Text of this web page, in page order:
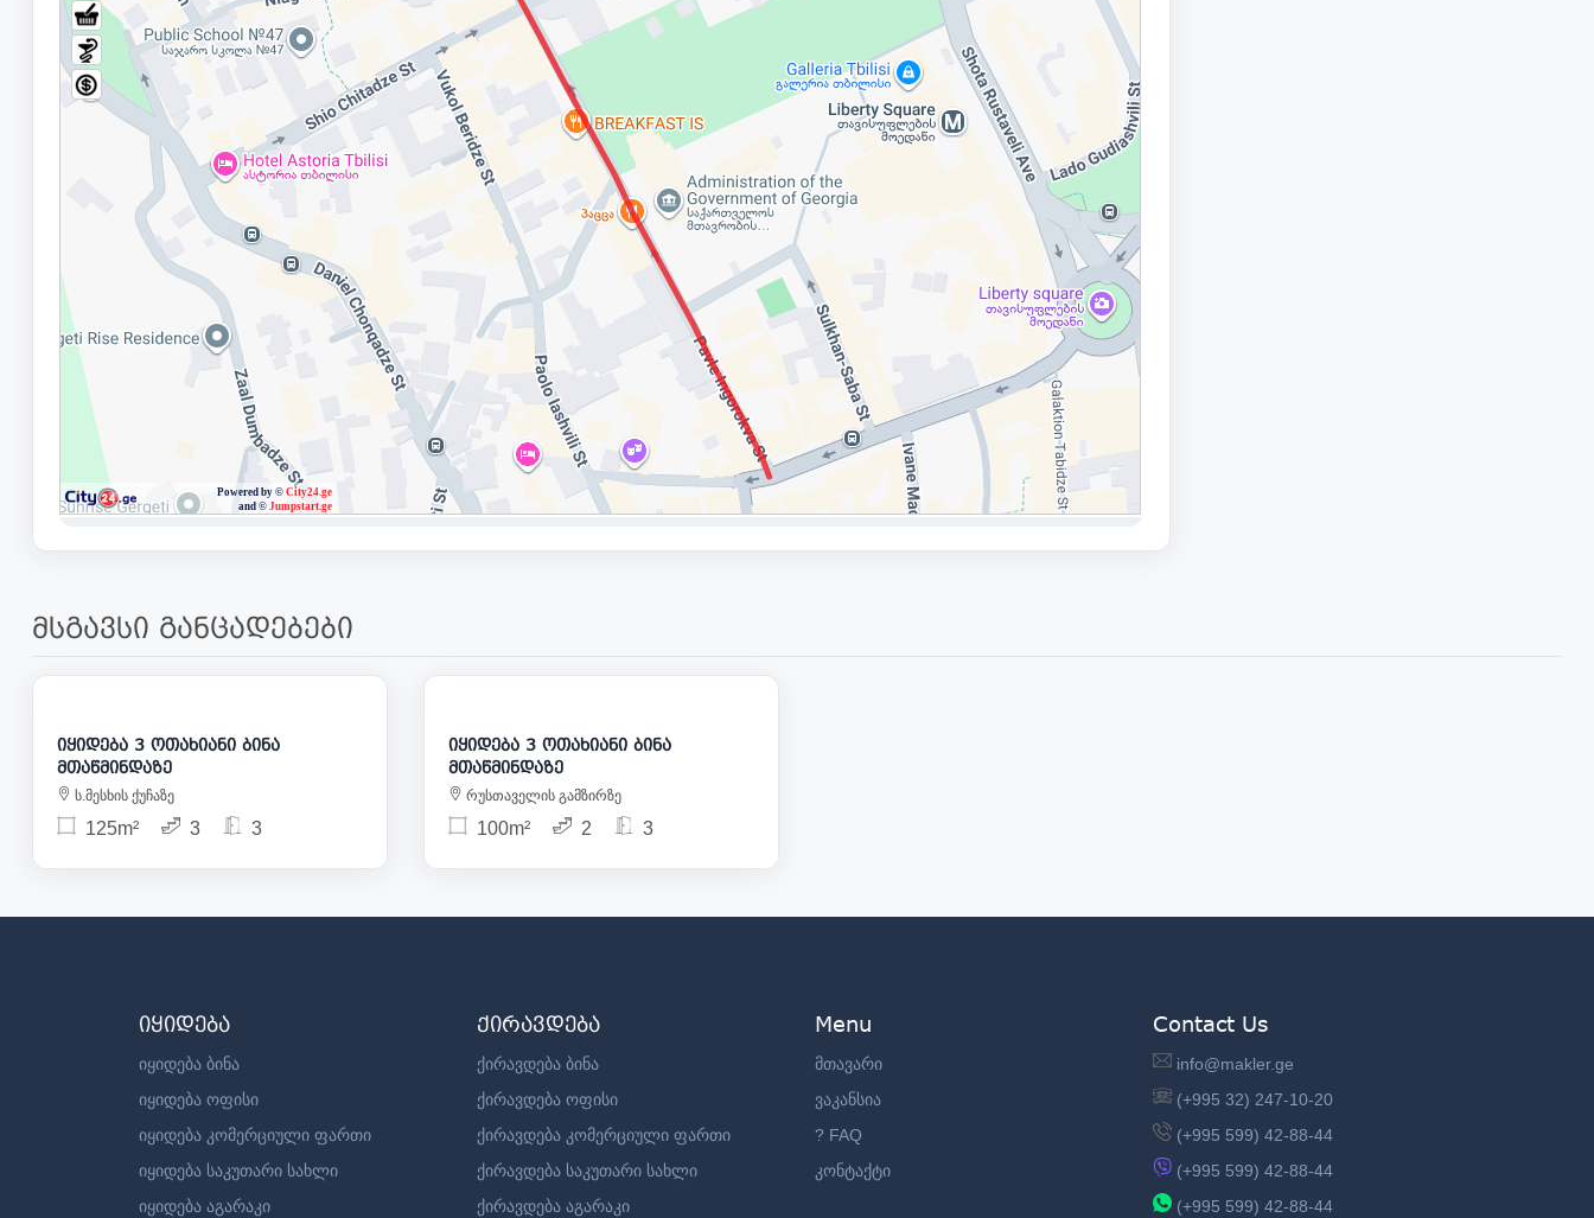
მსგავსი განცადებები
325 000
იყიდება 3 ოთახიანი ბინა
მთაწმინდაზე
ს.მესხის ქუჩაზე
125m² 3 3
335 000
იყიდება 3 ოთახიანი ბინა
მთაწმინდაზე
რუსთაველის გამზირზე
100m² 2 3
იყიდება
იყიდება ბინა
იყიდება ოფისი
იყიდება კომერციული ფართი
იყიდება საკუთარი სახლი
იყიდება აგარაკი
ქირავდება
ქირავდება ბინა
ქირავდება ოფისი
ქირავდება კომერციული ფართი
ქირავდება საკუთარი სახლი
ქირავდება აგარაკი
Menu
მთავარი
ვაკანსია
? FAQ
კონტაქტი
Contact Us
info@makler.ge
(+995 32) 247-10-20
(+995 599) 42-88-44
(+995 599) 42-88-44
(+995 599) 42-88-44